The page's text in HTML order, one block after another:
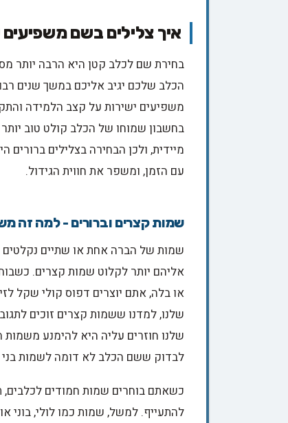
איך צלילים בשם משפיעים
בחירת שם לכלב קטן היא הרבה יותר
הכלב שלכם יגיב אליכם במשך שנים
משפיעים ישירות על קצב הלמידה
בחשבון שמוחו של הכלב קולט טוב
מיידית, ולכן הבחירה בצלילים
עם הזמן, ומשפר את חווית הגידול.
שמות קצרים וברורים - למה זה
שמות של הברה אחת או שתיים נקלטים
אליהם יותר לקלוט שמות קצרים.
או בלה, אתם יוצרים דפוס קולי שקל
שלנו, למדנו ששמות קצרים זוכים
שלנו חוזרים עליה היא להימנע משמות
לבדוק ששם הכלב לא דומה לשמות בני
כשאתם בוחרים שמות חמודים לכלבים,
להתעייף. למשל, שמות כמו לולי, בוני